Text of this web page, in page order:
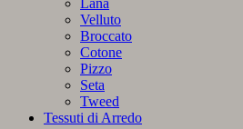
Lana
Velluto
Broccato
Cotone
Pizzo
Seta
Tweed
Tessuti di Arredo